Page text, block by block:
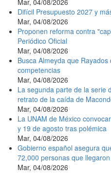
Mar, 04/08/2026
Difícil Presupuesto 2027 y
Mar, 04/08/2026
Proponen reforma contra
Periódico Oficial
Mar, 04/08/2026
Busca Almeyda que
competencias
Mar, 04/08/2026
La segunda parte de la serie
retrato de la caída de
Mar, 04/08/2026
La UNAM de México
y 19 de agosto tras polémica
Mar, 04/08/2026
Gobierno español asegura
72,000 personas que
Mar, 04/08/2026